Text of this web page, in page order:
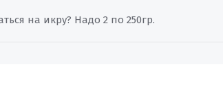
на икру? Надо 2 по 250гр.